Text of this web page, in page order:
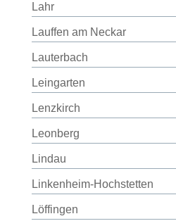
Lahr
Lauffen am Neckar
Lauterbach
Leingarten
Lenzkirch
Leonberg
Lindau
Linkenheim-Hochstetten
Löffingen